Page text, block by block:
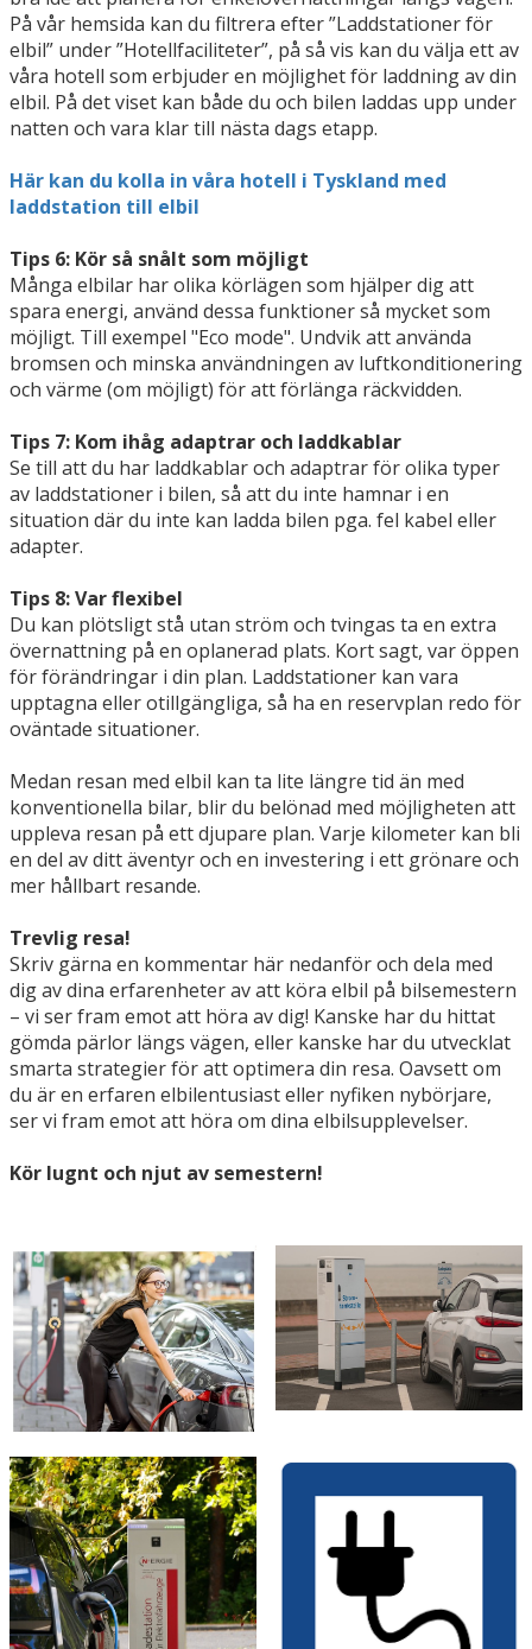
På vår hemsida kan du filtrera efter ”Laddstationer för
elbil” under ”Hotellfaciliteter”, på så vis kan du välja ett av
våra hotell som erbjuder en möjlighet för laddning av din
elbil. På det viset kan både du och bilen laddas upp under
natten och vara klar till nästa dags etapp.
Här kan du kolla in våra hotell i Tyskland med
laddstation till elbil
Tips 6: Kör så snålt som möjligt
Många elbilar har olika körlägen som hjälper dig att
spara energi, använd dessa funktioner så mycket som
möjligt. Till exempel "Eco mode". Undvik att använda
bromsen och minska användningen av luftkonditionering
och värme (om möjligt) för att förlänga räckvidden.
Tips 7: Kom ihåg adaptrar och laddkablar
Se till att du har laddkablar och adaptrar för olika typer
av laddstationer i bilen, så att du inte hamnar i en
situation där du inte kan ladda bilen pga. fel kabel eller
adapter.
Tips 8: Var flexibel
Du kan plötsligt stå utan ström och tvingas ta en extra
övernattning på en oplanerad plats. Kort sagt, var öppen
för förändringar i din plan. Laddstationer kan vara
upptagna eller otillgängliga, så ha en reservplan redo för
oväntade situationer.
Medan resan med elbil kan ta lite längre tid än med
konventionella bilar, blir du belönad med möjligheten att
uppleva resan på ett djupare plan. Varje kilometer kan bli
en del av ditt äventyr och en investering i ett grönare och
mer hållbart resande.
Trevlig resa!
Skriv gärna en kommentar här nedanför och dela med
dig av dina erfarenheter av att köra elbil på bilsemestern
– vi ser fram emot att höra av dig! Kanske har du hittat
gömda pärlor längs vägen, eller kanske har du utvecklat
smarta strategier för att optimera din resa. Oavsett om
du är en erfaren elbilentusiast eller nyfiken nybörjare,
ser vi fram emot att höra om dina elbilsupplevelser.
Kör lugnt och njut av semestern!